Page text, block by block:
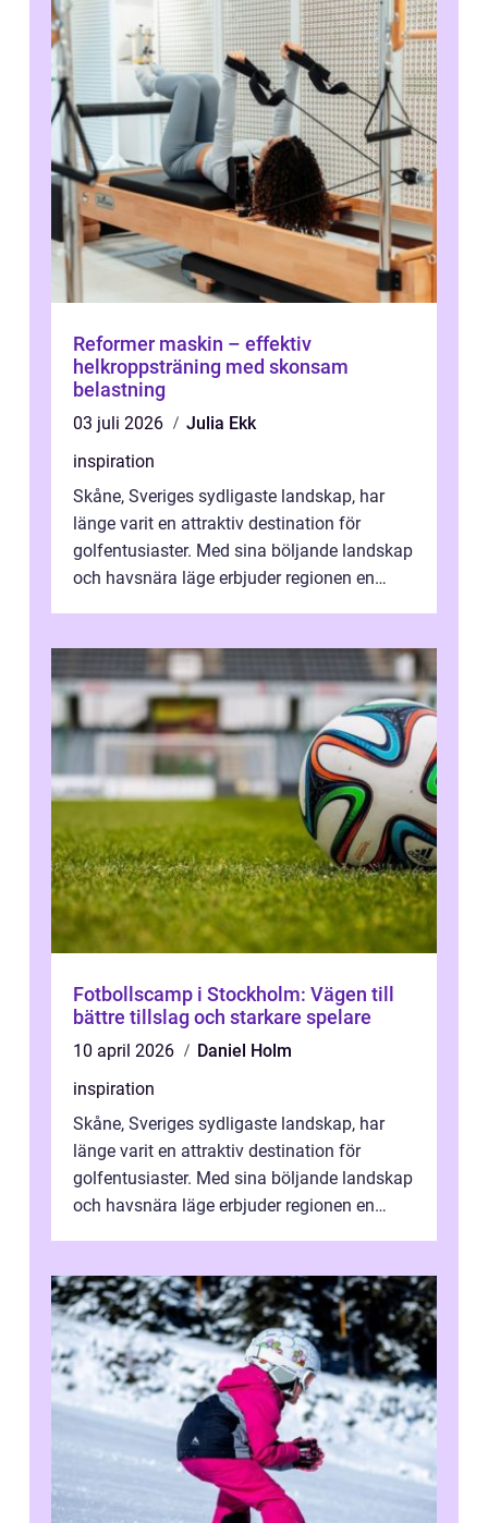
Reformer maskin – effektiv
helkroppsträning med skonsam
belastning
03 juli 2026
Julia Ekk
inspiration
Skåne, Sveriges sydligaste landskap, har
länge varit en attraktiv destination för
golfentusiaster. Med sina böljande landskap
och havsnära läge erbjuder regionen en
Fotbollscamp i Stockholm: Vägen till
bättre tillslag och starkare spelare
10 april 2026
Daniel Holm
inspiration
Skåne, Sveriges sydligaste landskap, har
länge varit en attraktiv destination för
golfentusiaster. Med sina böljande landskap
och havsnära läge erbjuder regionen en